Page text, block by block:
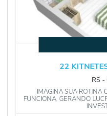
22
RS ‐
IMAGINA SUA ROTINA
FUNCIONA, GERANDO